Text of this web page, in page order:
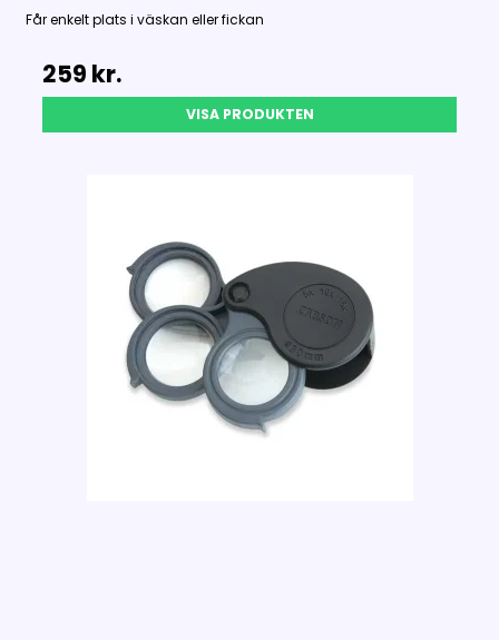
Får enkelt plats i väskan eller fickan
259 kr.
VISA PRODUKTEN